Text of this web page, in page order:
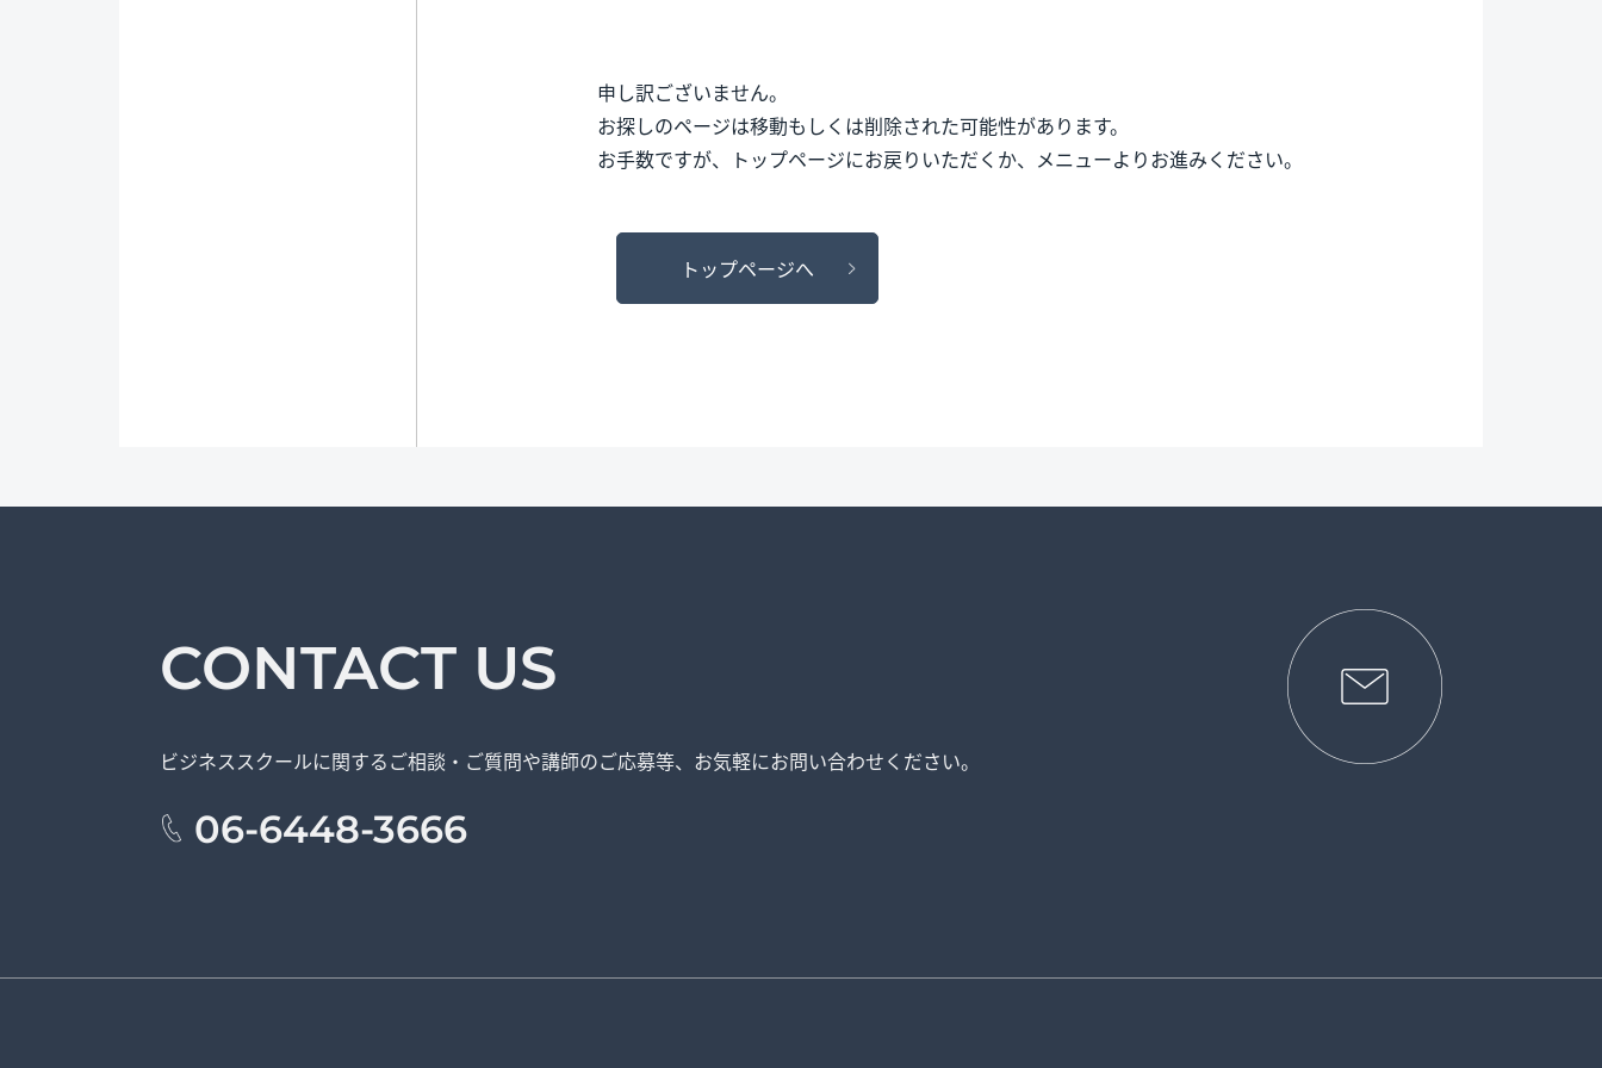
申し訳ございません。
お探しのページは移動もしくは削除された可能性があります。
お手数ですが、トップページにお戻りいただくか、メニューよりお進みください。
トップページへ
CONTACT US
ビジネススクールに関するご相談・ご質問や講師のご応募等、 お気軽にお問い合わせください。
06-6448-3666